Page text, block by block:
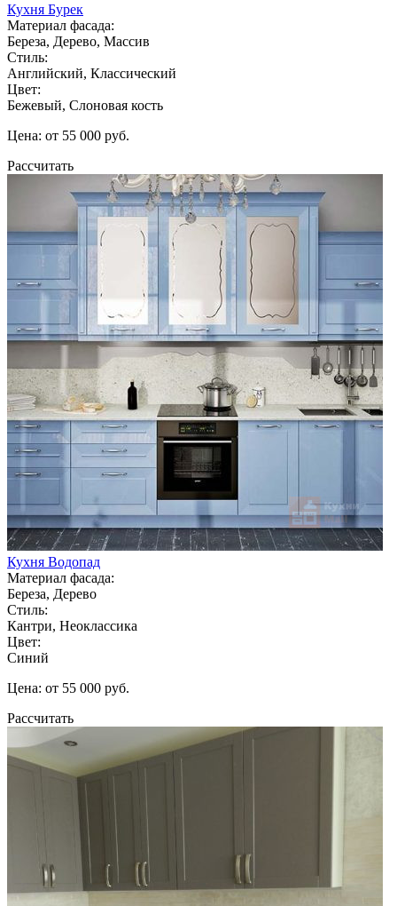
Кухня Бурек
Материал фасада:
Береза, Дерево, Массив
Стиль:
Английский, Классический
Цвет:
Бежевый, Слоновая кость
Цена: от 55 000 руб.
Рассчитать
Кухня Водопад
Материал фасада:
Береза, Дерево
Стиль:
Кантри, Неоклассика
Цвет:
Синий
Цена: от 55 000 руб.
Рассчитать